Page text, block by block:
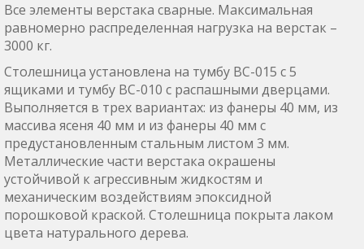
Все элементы верстака сварные. Максимальная
равномерно распределенная нагрузка на верстак –
3000 кг.
Столешница установлена на тумбу ВС-015 с 5
ящиками и тумбу ВС-010 с распашными дверцами.
Выполняется в трех вариантах: из фанеры 40 мм, из
массива ясеня 40 мм и из фанеры 40 мм с
предустановленным стальным листом 3 мм.
Металлические части верстака окрашены
устойчивой к агрессивным жидкостям и
механическим воздействиям эпоксидной
порошковой краской. Столешница покрыта лаком
цвета натурального дерева.